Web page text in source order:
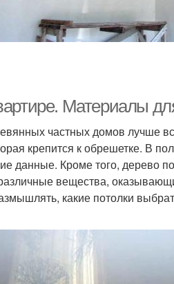
Материалы
частных домов лучше
крепится к обрешетке. В
данные. Кроме того, дерево
вещества,
какие потолки